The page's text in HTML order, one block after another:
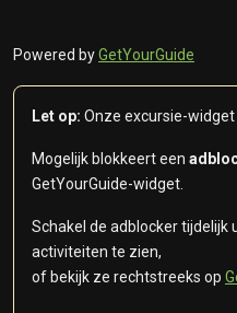
Powered byGetYourGuide
Let op: Onze excursie-widget
Mogelijk blokkeert een
GetYourGuide-widget.
Schakel de adblocker tijdelijk
activiteiten te zien,
of bekijk ze rechtstreeks op